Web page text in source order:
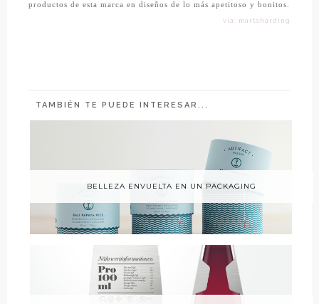
productos de esta marca en diseños de lo más apetitoso y bonitos.
vía: martaharding
TAMBIÉN TE PUEDE INTERESAR...
BELLEZA ENVUELTA EN UN PACKAGING